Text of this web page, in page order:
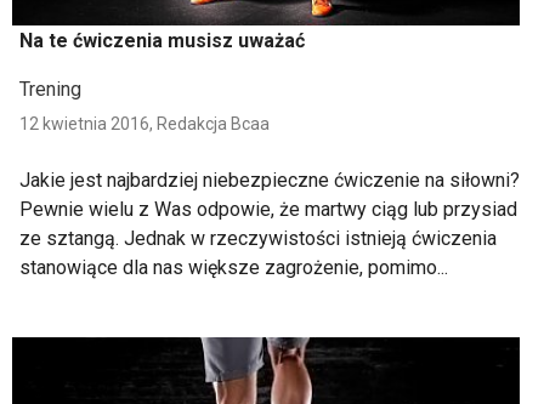
Na te ćwiczenia musisz uważać
Trening
12 kwietnia 2016, Redakcja Bcaa
Jakie jest najbardziej niebezpieczne ćwiczenie na siłowni?
Pewnie wielu z Was odpowie, że martwy ciąg lub przysiad
ze sztangą. Jednak w rzeczywistości istnieją ćwiczenia
stanowiące dla nas większe zagrożenie, pomimo...